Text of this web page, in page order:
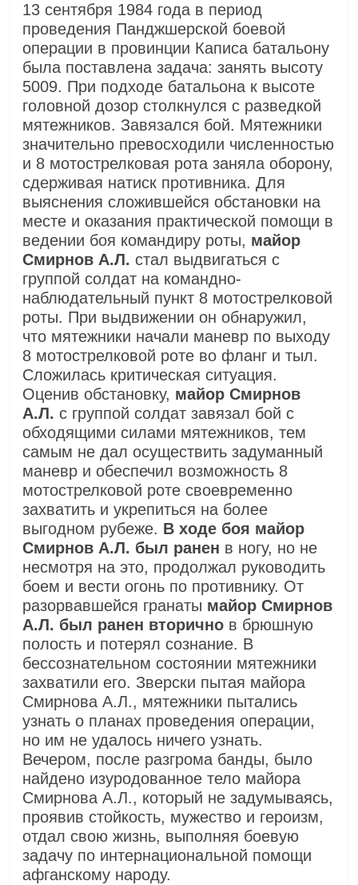
13 сентября 1984 года в период
проведения Панджшерской боевой
операции в провинции Каписа батальону
была поставлена задача: занять высоту
5009. При подходе батальона к высоте
головной дозор столкнулся с разведкой
мятежников. Завязался бой. Мятежники
значительно превосходили численностью
и 8 мотострелковая рота заняла оборону,
сдерживая натиск противника. Для
выяснения сложившейся обстановки на
месте и оказания практической помощи в
ведении боя командиру роты, майор
Смирнов А.Л. стал выдвигаться с
группой солдат на командно-
наблюдательный пункт 8 мотострелковой
роты. При выдвижении он обнаружил,
что мятежники начали маневр по выходу
8 мотострелковой роте во фланг и тыл.
Сложилась критическая ситуация.
Оценив обстановку, майор Смирнов
А.Л. с группой солдат завязал бой с
обходящими силами мятежников, тем
самым не дал осуществить задуманный
маневр и обеспечил возможность 8
мотострелковой роте своевременно
захватить и укрепиться на более
выгодном рубеже. В ходе боя майор
Смирнов А.Л. был ранен в ногу, но не
несмотря на это, продолжал руководить
боем и вести огонь по противнику. От
разорвавшейся гранаты майор Смирнов
А.Л. был ранен вторично в брюшную
полость и потерял сознание. В
бессознательном состоянии мятежники
захватили его. Зверски пытая майора
Смирнова А.Л., мятежники пытались
узнать о планах проведения операции,
но им не удалось ничего узнать.
Вечером, после разгрома банды, было
найдено изуродованное тело майора
Смирнова А.Л., который не задумываясь,
проявив стойкость, мужество и героизм,
отдал свою жизнь, выполняя боевую
задачу по интернациональной помощи
афганскому народу.